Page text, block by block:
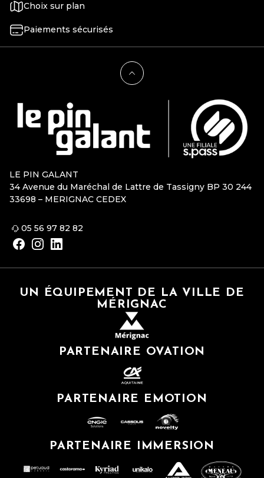
Choix sur plan
Paiements sécurisés
LE PIN GALANT
34 Avenue du Maréchal de Lattre de Tassigny BP 30 244
33698 – MERIGNAC CEDEX
05 56 97 82 82
UN ÉQUIPEMENT DE LA VILLE DE
MÉRIGNAC
PARTENAIRE OVATION
PARTENAIRE EMOTION
PARTENAIRE IMMERSION